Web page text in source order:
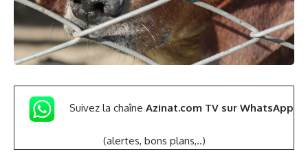
Suivez la chaîne Azinat.com TV sur WhatsApp
(alertes, bons plans,..)